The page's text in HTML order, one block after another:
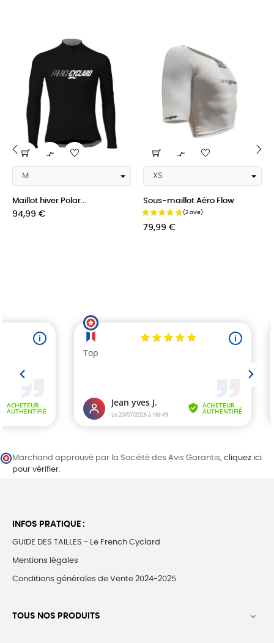

Maillot hiver Polar...
Prix
94,99 €

Sous-maillot Aéro Flow
Prix
79,99 €
Marchand approuvé par la Société des Avis Garantis, cliquez ici
pour vérifier
INFOS PRATIQUE :
GUIDE DES TAILLES - Le French Cyclard
Mentions légales
Conditions générales de Vente 2024-2025
TOUS NOS PRODUITS 